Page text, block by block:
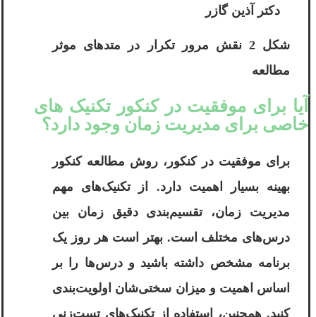
دکتر آذین گازر
شکل 2 نقش مرور تکرار در متدهای موثر
مطالعه
آیا برای موفقیت در کنکور تکنیک های
خاصی برای مدیریت زمان وجود دارد؟
برای موفقیت در کنکور، روش مطالعه کنکور
بهینه بسیار اهمیت دارد. از تکنیک‌های مهم
مدیریت زمان، تقسیم‌بندی دقیق زمان بین
درس‌های مختلف است. بهتر است هر روز یک
برنامه مشخص داشته باشید و درس‌ها را بر
اساس اهمیت و میزان سختی‌شان اولویت‌بندی
کنید. همچنین، استفاده از تکنیک‌های تست‌زنی